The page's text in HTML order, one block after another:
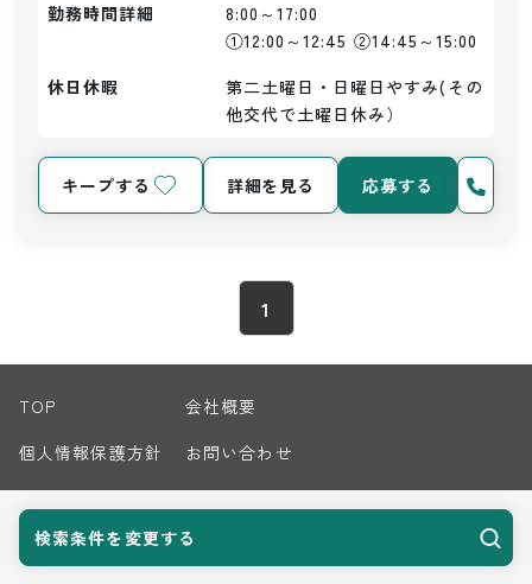
検索条件を変更する
勤務時間詳細
8:00～17:00
①12:00～12:45 ②14:45～15:00
休日休暇
第二土曜日・日曜日やすみ(その
他交代で土曜日休み）
キープする 詳細を見る 応募する
1
TOP
会社概要
個人情報保護方針
お問い合わせ
© 2026 Harvest Biz Career.inc All Rights Reserved.